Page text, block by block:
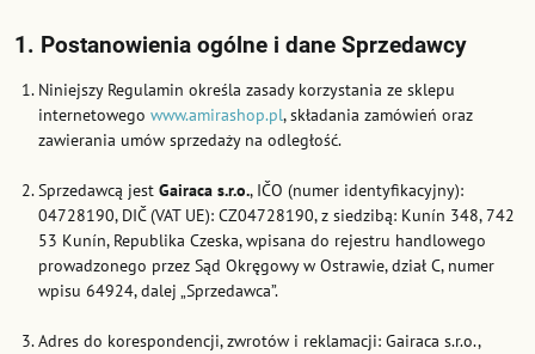
1. Postanowienia ogólne i dane Sprzedawcy
Niniejszy Regulamin określa zasady korzystania ze sklepu
internetowego www.amirashop.pl, składania zamówień oraz
zawierania umów sprzedaży na odległość.
Sprzedawcą jest Gairaca s.r.o., IČO (numer identyfikacyjny):
04728190, DIČ (VAT UE): CZ04728190, z siedzibą: Kunín 348, 742
53 Kunín, Republika Czeska, wpisana do rejestru handlowego
prowadzonego przez Sąd Okręgowy w Ostrawie, dział C, numer
wpisu 64924, dalej „Sprzedawca”.
Adres do korespondencji, zwrotów i reklamacji: Gairaca s.r.o.,